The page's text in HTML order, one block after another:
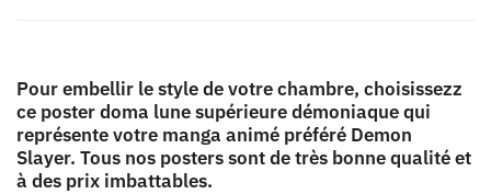
Pour embellir le style de votre chambre, choisissezz
ce poster doma lune supérieure démoniaque qui
représente votre manga animé préféré Demon
Slayer. Tous nos posters sont de très bonne qualité et
à des prix imbattables.